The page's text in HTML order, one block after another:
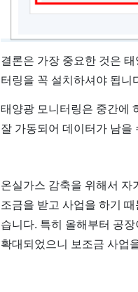
결론은 가장 중요한 것은
터링을 꼭 설치하셔야 됩니
태양광 모니터링은 중간에
잘 가동되어 데이터가 남을
온실가스 감축을 위해서 자
조금을 받고 사업을 하기
습니다. 특히 올해부터 공
확대되었으니 보조금 사업